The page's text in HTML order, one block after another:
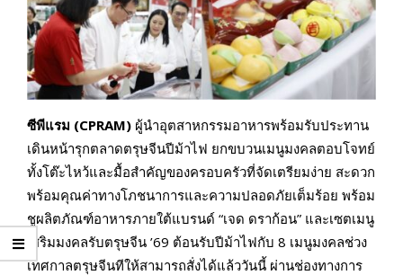
ซีพีแรม (CPRAM) ผู้นำอุตสาหกรรมอาหารพร้อมรับประทาน
เดินหน้ารุกตลาดตรุษจีนปีม้าไฟ ยกขบวนเมนูมงคลตอบโจทย์
ทั้งโต๊ะไหว้และมื้อสำคัญของครอบครัวที่จัดเตรียมง่าย สะดวก
พร้อมคุณค่าทางโภชนาการและความปลอดภัยเต็มร้อย พร้อม
ชูผลิตภัณฑ์อาหารภายใต้แบรนด์ “เจด ดราก้อน” และเซตเมนู
เสริมมงคลรับตรุษจีน ’69 ต้อนรับปีม้าไฟกับ 8 เมนูมงคลช่วง
เทศกาลตรุษจีนทีให้สามารถสั่งได้แล้ววันนี้ ผ่านช่องทางการ